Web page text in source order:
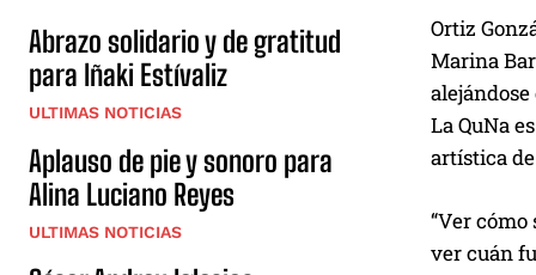
Abrazo solidario y de gratitud
para Iñaki Estívaliz
ULTIMAS NOTICIAS
Aplauso de pie y sonoro para
Alina Luciano Reyes
ULTIMAS NOTICIAS
Ortiz
Marina
La QuNa
artística
“Ver cómo
ver cuán